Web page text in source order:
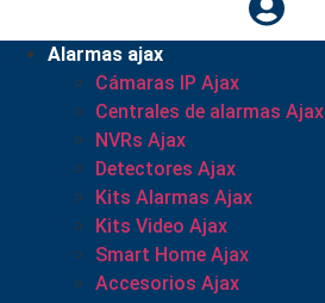
Alarmas ajax
Cámaras IP Ajax
Centrales de alarmas Ajax
NVRs Ajax
Detectores Ajax
Kits Alarmas Ajax
Kits Video Ajax
Smart Home Ajax
Accesorios Ajax